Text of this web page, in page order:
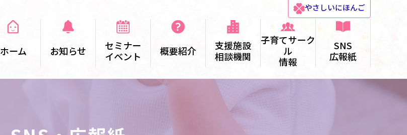
やさしいにほんご
ホーム お知らせ
セミナー
イベント
概要紹介
支援施設
相談機関
子育てサーク
ル
情報
SNS
広報紙